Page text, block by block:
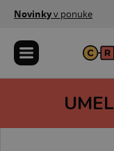
Novinkyv ponuke